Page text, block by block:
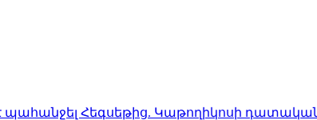
Հեգսեթից. Կաթողիկոսի դատական նիստը՝